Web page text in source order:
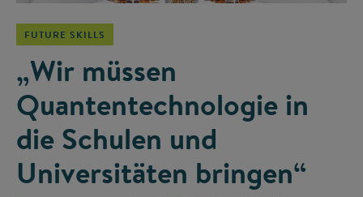
FUTURE SKILLS
„Wir müssen
Quantentechnologie in
die Schulen und
Universitäten bringen“